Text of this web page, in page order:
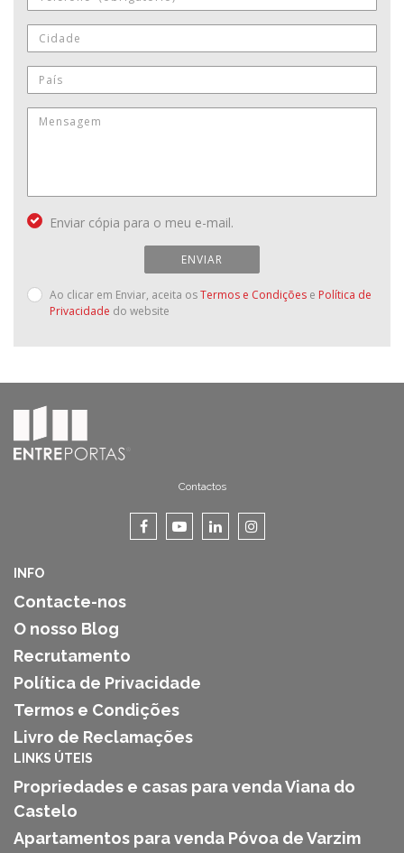
Enviar cópia para o meu e-mail.
ENVIAR
Ao clicar em Enviar, aceita osTermos e Condições e Política de
Privacidade do website
Contactos
INFO
Contacte-nos
O nosso Blog
Recrutamento
Política de Privacidade
Termos e Condições
Livro de Reclamações
LINKS ÚTEIS
Propriedades e casas para venda Viana do
Castelo
Apartamentos para venda Póvoa de Varzim